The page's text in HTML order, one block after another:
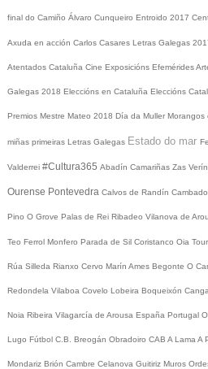
final do Camiño Álvaro Cunqueiro Entroido 2017
Axuda en acción Carlos Casares Letras Galegas
Atentados Cataluña Cine Exposicións Efemérides
Galegas 2018 Eleccións en Cataluña Eleccións
Premios Mestre Mateo 2018 Día da Muller Morangos
miñas primeiras Letras Galegas Estado do mar
Valderrei #Cultura365 Abadín Camariñas Zas Verín
Ourense Pontevedra Calvos de Randín
Pino O Grove Palas de Rei Ribadeo Vilanova de
Teo Ferrol Monfero Parada de Sil Coristanco Oia
Rúa Silleda Rianxo Cervo Marín Ames Begonte O
Redondela Vilaboa Covelo Lobeira Boqueixón
Noia Ribeira Vilagarcía de Arousa España Portugal
Lugo Fútbol C.B. Breogán Obradoiro CAB A Lama A
Mondariz Brión Cambre Celanova Guitiriz Muros